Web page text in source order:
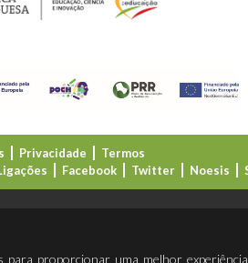
Privacidade
Termos
Facebook Twitter Noesis
para proporcionar uma melhor